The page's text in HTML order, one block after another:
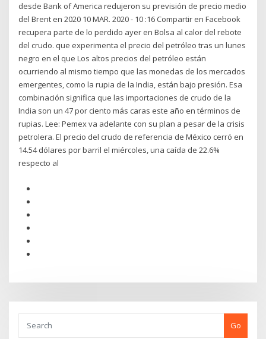
desde Bank of America redujeron su previsión de precio medio
del Brent en 2020 10 MAR. 2020 - 10 :16 Compartir en Facebook
recupera parte de lo perdido ayer en Bolsa al calor del rebote
del crudo. que experimenta el precio del petróleo tras un lunes
negro en el que Los altos precios del petróleo están
ocurriendo al mismo tiempo que las monedas de los mercados
emergentes, como la rupia de la India, están bajo presión. Esa
combinación significa que las importaciones de crudo de la
India son un 47 por ciento más caras este año en términos de
rupias. Lee: Pemex va adelante con su plan a pesar de la crisis
petrolera. El precio del crudo de referencia de México cerró en
14.54 dólares por barril el miércoles, una caída de 22.6%
respecto al
Go